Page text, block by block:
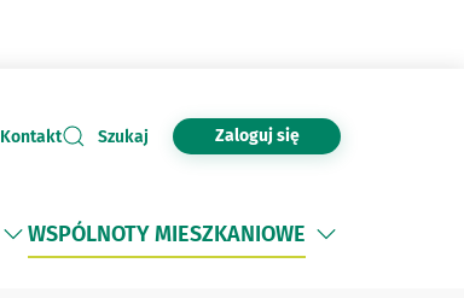
Kontakt Szukaj Zaloguj się
WSPÓLNOTY MIESZKANIOWE